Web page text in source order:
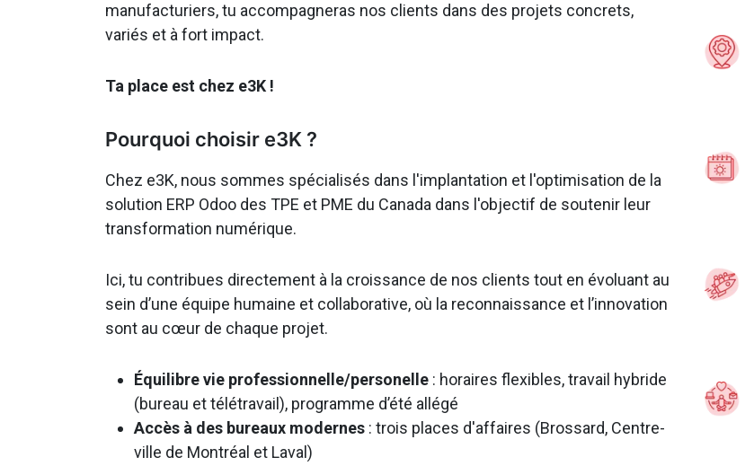
manufacturiers, tu accompagneras nos clients dans des projets concrets,
variés et à fort impact.
Ta place est chez e3K !
Pourquoi choisir e3K ?
Chez e3K, nous sommes spécialisés dans l'implantation et l'optimisation de la
solution ERP Odoo des TPE et PME du Canada dans l'objectif de soutenir leur
transformation numérique.
Ici, tu contribues directement à la croissance de nos clients tout en évoluant au
sein d’une équipe humaine et collaborative, où la reconnaissance et l’innovation
sont au cœur de chaque projet.
Équilibre vie professionnelle/personelle : horaires flexibles, travail hybride
(bureau et télétravail), programme d’été allégé
Accès à des bureaux modernes : trois places d'affaires (Brossard, Centre-
ville de Montréal et Laval)